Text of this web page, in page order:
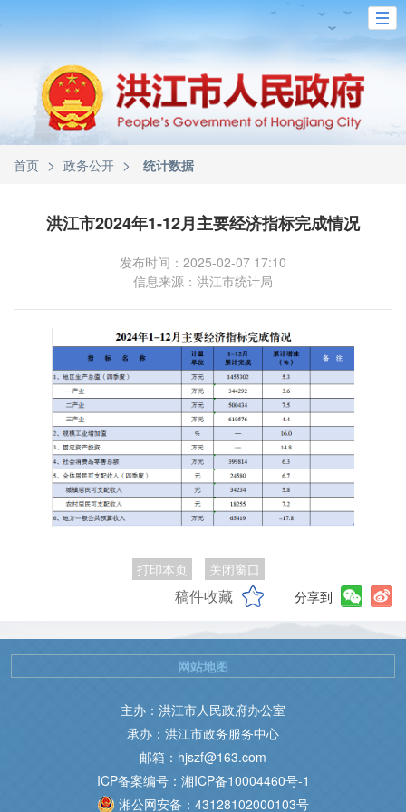
首页 > 政务公开 > 统计数据
洪江市2024年1-12月主要经济指标完成情况
发布时间：2025-02-07 17:10
信息来源：洪江市统计局
打印本页 关闭窗口
稿件收藏 分享到
主办：洪江市人民政府办公室
承办：洪江市政务服务中心
邮箱：hjszf@163.com
ICP备案编号：湘ICP备10004460号-1
湘公网安备：43128102000103号
网站地图